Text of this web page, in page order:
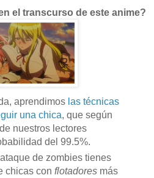
el transcurso de este anime?
aprendimos las técnicas
una chica, que según
nuestros lectores
del 99.5%.
de zombies tienes
chicas con flotadoresmás